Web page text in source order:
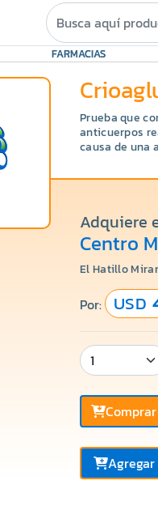
FARMACIAS
Prueba que
anticuerpos
causa de una
Adquiere
Centro
El Hatillo
Por: USD
Comprar
Agregar